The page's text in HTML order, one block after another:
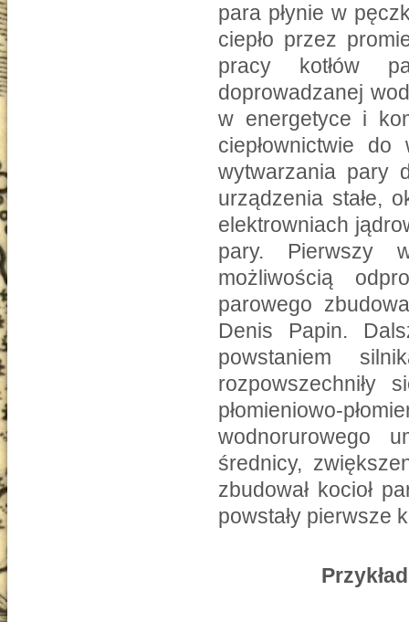
para płynie w
ciepło przez
pracy kotłów
doprowadzanej
w energetyce i
ciepłownictwie
wytwarzania pary
urządzenia stałe,
elektrowniach
pary. Pierwszy
możliwością
parowego
Denis Papin.
powstaniem
rozpowszechniły
płomieniowo-
wodnorurowego
średnicy,
zbudował kocioł
powstały pierwsze